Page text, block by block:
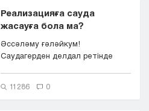
Реализацияға сауда
жасауға бола ма?
Әссәләму ғәләйкум!
Саудагерден делдал ретінде
11286 0